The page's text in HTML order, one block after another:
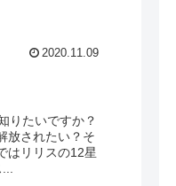
2020.11.09
りたいですか？
放されたい？そ
はリリスの12星